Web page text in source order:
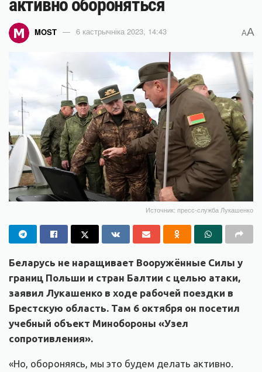
активно обороняться
MOST 6 кастрычніка 2023, 14:43 AA
Источник: пресс-служба Лукашенко
Беларусь не наращивает Вооружённые Силы у
границ Польши и стран Балтии с целью атаки,
заявил Лукашенко в ходе рабочей поездки в
Брестскую область. Там 6 октября он посетил
учебный объект Минобороны «Узел
сопротивления».
«Но, обороняясь, мы это будем делать активно.